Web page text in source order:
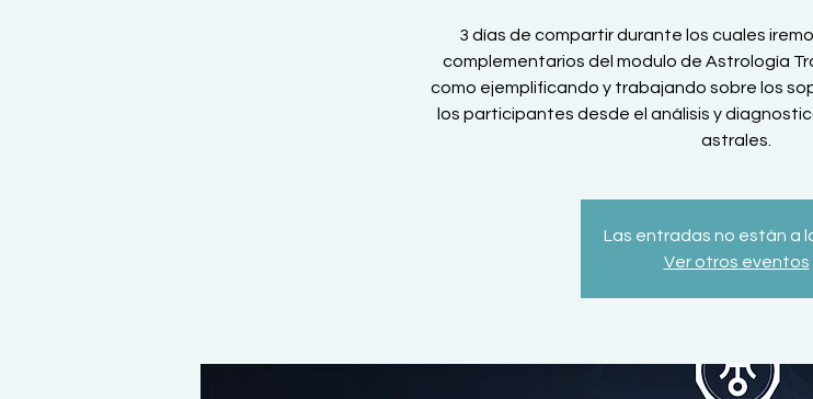
3 días de compartir durante los cuales
complementarios del modulo de Astrología
como ejemplificando y trabajando sobre los
los participantes desde el análisis y
astrales.
Las entradas no están a
Ver otros eventos